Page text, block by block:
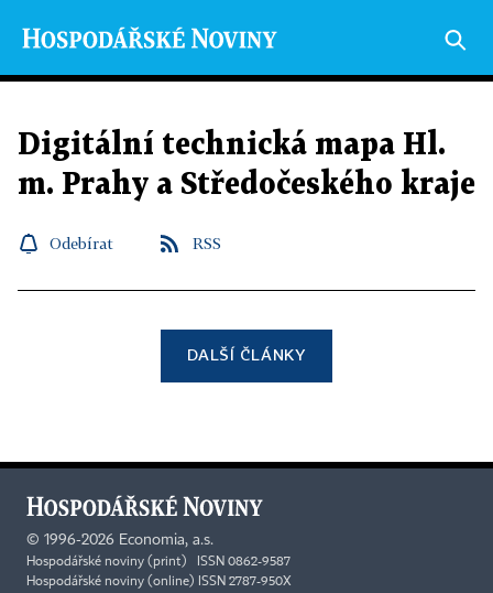
Digitální technická mapa Hl.
m. Prahy a Středočeského kraje
Odebírat RSS
DALŠÍ ČLÁNKY
© 1996-2026 Economia, a.s.
Hospodářské noviny (print) ISSN 0862-9587
Hospodářské noviny (online) ISSN 2787-950X